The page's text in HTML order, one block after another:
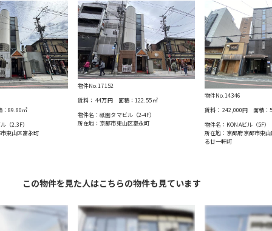
89.80㎡
（2.3F）
東山区富永町
物件No.17152
賃料：44万円面積： 122.55㎡
物件名：祇園タマビル（2-4F）
所在地：京都市東⼭区富永町
物件No.14346
賃料：242,000円面積：
物件名：KONAビル（5F）
所在地：京都府京都市東
る廿一軒町
この物件を見た人はこちらの物件も見ています